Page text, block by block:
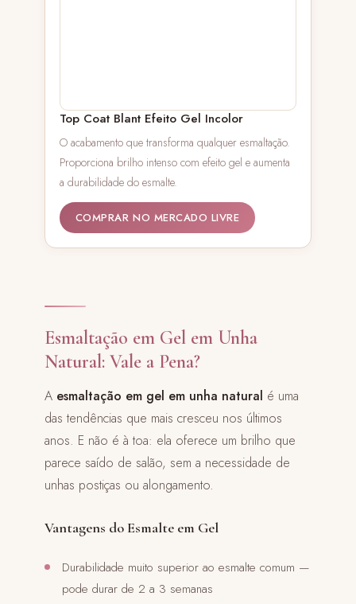
Top Coat Blant Efeito Gel Incolor
O acabamento que transforma qualquer esmaltação.
Proporciona brilho intenso com efeito gel e aumenta
a durabilidade do esmalte.
COMPRAR NO MERCADO LIVRE
Esmaltação em Gel em Unha
Natural: Vale a Pena?
A esmaltação em gel em unha natural é uma
das tendências que mais cresceu nos últimos
anos. E não é à toa: ela oferece um brilho que
parece saído de salão, sem a necessidade de
unhas postiças ou alongamento.
Vantagens do Esmalte em Gel
Durabilidade muito superior ao esmalte comum —
pode durar de 2 a 3 semanas